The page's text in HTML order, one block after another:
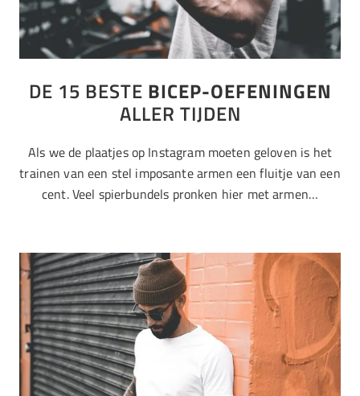
DE 15 BESTE BICEP-OEFENINGEN
ALLER TIJDEN
Als we de plaatjes op Instagram moeten geloven is het
trainen van een stel imposante armen een fluitje van een
cent. Veel spierbundels pronken hier met armen…